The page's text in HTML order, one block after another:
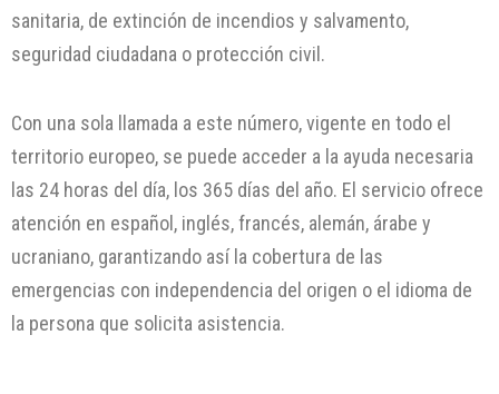
sanitaria, de extinción de incendios y salvamento,
seguridad ciudadana o protección civil.
Con una sola llamada a este número, vigente en todo el
territorio europeo, se puede acceder a la ayuda necesaria
las 24 horas del día, los 365 días del año. El servicio ofrece
atención en español, inglés, francés, alemán, árabe y
ucraniano, garantizando así la cobertura de las
emergencias con independencia del origen o el idioma de
la persona que solicita asistencia.